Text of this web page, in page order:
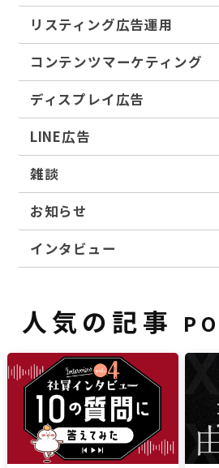
リスティング広告運用
コンテンツマーケティング
ディスプレイ広告
LINE広告
雑談
お知らせ
インタビュー
人気の記事
雑談 ブロ